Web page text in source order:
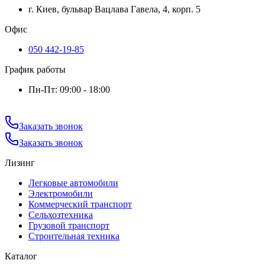
г. Киев, бульвар Вацлава Гавела, 4, корп. 5
Офис
050 442-19-85
График работы
Пн-Пт: 09:00 - 18:00
Заказать звонок
Заказать звонок
Лизинг
Легковые автомобили
Электромобили
Коммерческий транспорт
Сельхозтехника
Грузовой транспорт
Строительная техника
Каталог